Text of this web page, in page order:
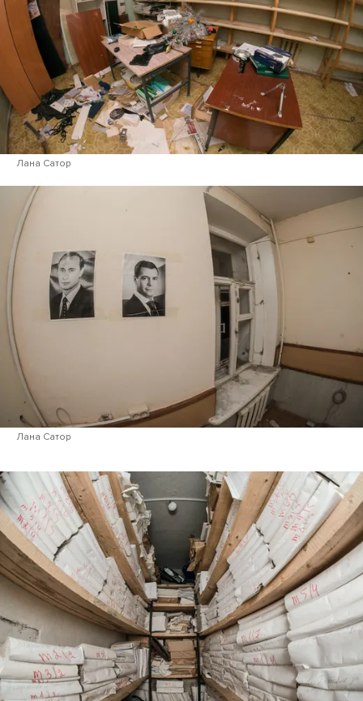
Лана Сатор
Лана Сатор